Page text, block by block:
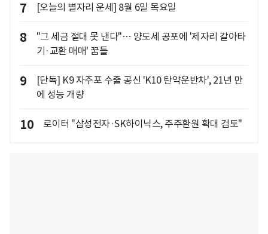
7 [오늘의 별자리 운세] 8월 6일 목요일
8
"그 세금 절대 못 낸다"… 양도세 공포에 '제자리 갈아타
기·교환 매매' 꿈틀
9
[단독] K9 자주포 수출 공신 'K10 탄약운반차', 21년 만
에 성능 개량
10 로이터 "삼성전자·SK하이닉스, 주주환원 확대 검토"